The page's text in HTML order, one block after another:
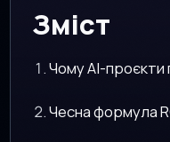
Зміст
Чому AI-проєкти
Чесна формула